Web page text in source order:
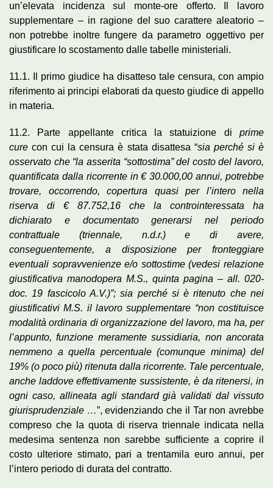
un’elevata incidenza sul monte-ore offerto. Il lavoro
supplementare – in ragione del suo carattere aleatorio –
non potrebbe inoltre fungere da parametro oggettivo per
giustificare lo scostamento dalle tabelle ministeriali.
11.1. Il primo giudice ha disatteso tale censura, con ampio
riferimento ai principi elaborati da questo giudice di appello
in materia.
11.2. Parte appellante critica la statuizione di prime
cure con cui la censura è stata disattesa “sia perché si è
osservato che “la asserita “sottostima” del costo del lavoro,
quantificata dalla ricorrente in € 30.000,00 annui, potrebbe
trovare, occorrendo, copertura quasi per l’intero nella
riserva di € 87.752,16 che la controinteressata ha
dichiarato e documentato generarsi nel periodo
contrattuale (triennale, n.d.r.) e di avere,
conseguentemente, a disposizione per fronteggiare
eventuali sopravvenienze e/o sottostime (vedesi relazione
giustificativa manodopera M.S., quinta pagina – all. 020-
doc. 19 fascicolo A.V.)”; sia perché si è ritenuto che nei
giustificativi M.S. il lavoro supplementare “non costituisce
modalità ordinaria di organizzazione del lavoro, ma ha, per
l’appunto, funzione meramente sussidiaria, non ancorata
nemmeno a quella percentuale (comunque minima) del
19% (o poco più) ritenuta dalla ricorrente. Tale percentuale,
anche laddove effettivamente sussistente, è da ritenersi, in
ogni caso, allineata agli standard già validati dal vissuto
giurisprudenziale …”, evidenziando che il Tar non avrebbe
compreso che la quota di riserva triennale indicata nella
medesima sentenza non sarebbe sufficiente a coprire il
costo ulteriore stimato, pari a trentamila euro annui, per
l’intero periodo di durata del contratto.